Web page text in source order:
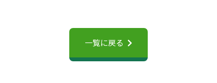
一覧に戻る